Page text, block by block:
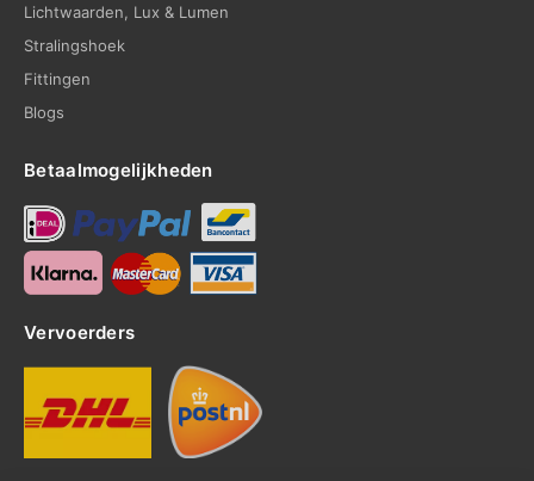
Lichtwaarden, Lux & Lumen
Stralingshoek
Fittingen
Blogs
Betaalmogelijkheden
Vervoerders